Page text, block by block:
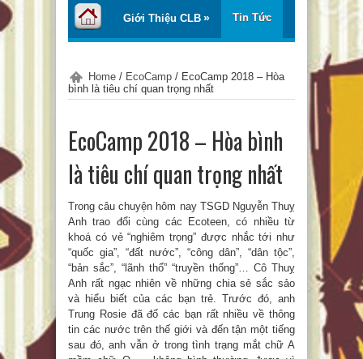
Giới Thiệu CLB Tin Tức
Tư Vấn – Chia Sẻ Thơ – Truyện
Chào Tiếng Việt
Trại Hè Thanh Thiếu Nhi EcoCamp
Home / EcoCamp / EcoCamp 2018 – Hòa
bình là tiêu chí quan trọng nhất
EcoCamp 2018 – Hòa bình
là tiêu chí quan trọng nhất
Trong câu chuyện hôm nay TSGD Nguyễn Thuỵ
Anh trao đổi cùng các Ecoteen, có nhiều từ
khoá có vẻ “nghiêm trọng” được nhắc tới như
“quốc gia”, “đất nước”, “công dân”, “dân tộc”,
“bản sắc”, “lãnh thổ” “truyền thống”… Cô Thuỵ
Anh rất ngạc nhiên về những chia sẻ sắc sảo
và hiểu biết của các bạn trẻ. Trước đó, anh
Trung Rosie đã đố các bạn rất nhiều về thông
tin các nước trên thế giới và đến tận một tiếng
sau đó, anh vẫn ở trong tình trạng mắt chữ A